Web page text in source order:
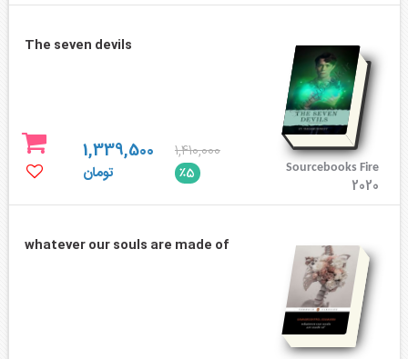
The seven devils
Sourcebooks Fire
2020
1,410,000
٪5
1,339,500
تومان
whatever our souls are made of